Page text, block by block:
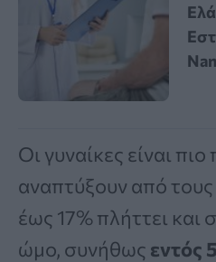
Οι γυναίκες είναι
αναπτύξουν από τους
έως 17% πλήττει και
ώμο, συνήθως εντός